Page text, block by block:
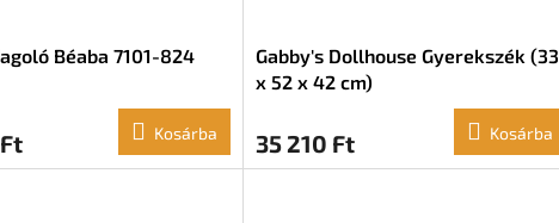
Béaba 7101-824
Kosárba
Gabby's Dollhouse Gyerekszék (33
x 52 x 42 cm)
35 210 Ft Kosárba